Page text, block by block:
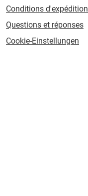
Conditions d'expédition
Questions et réponses
Cookie-Einstellungen